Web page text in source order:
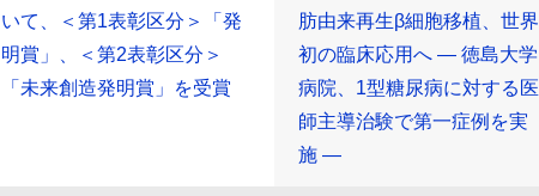
いて、＜第1表彰区分＞「発
明賞」、＜第2表彰区分＞
「未来創造発明賞」を受賞
肪由来再生β細胞移植、世界
初の臨床応用へ ― 徳島大学
病院、1型糖尿病に対する医
師主導治験で第一症例を実
施 ―